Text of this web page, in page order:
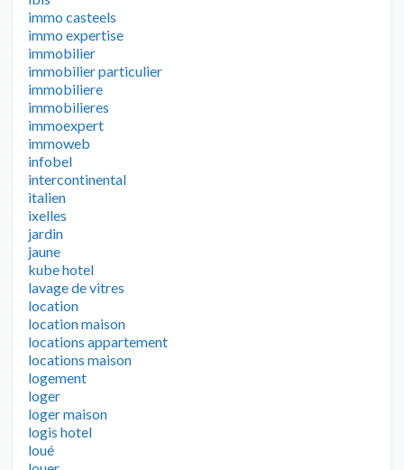
immo casteels
immo expertise
immobilier
immobilier particulier
immobiliere
immobilieres
immoexpert
immoweb
infobel
intercontinental
italien
ixelles
jardin
jaune
kube hotel
lavage de vitres
location
location maison
locations appartement
locations maison
logement
loger
loger maison
logis hotel
loué